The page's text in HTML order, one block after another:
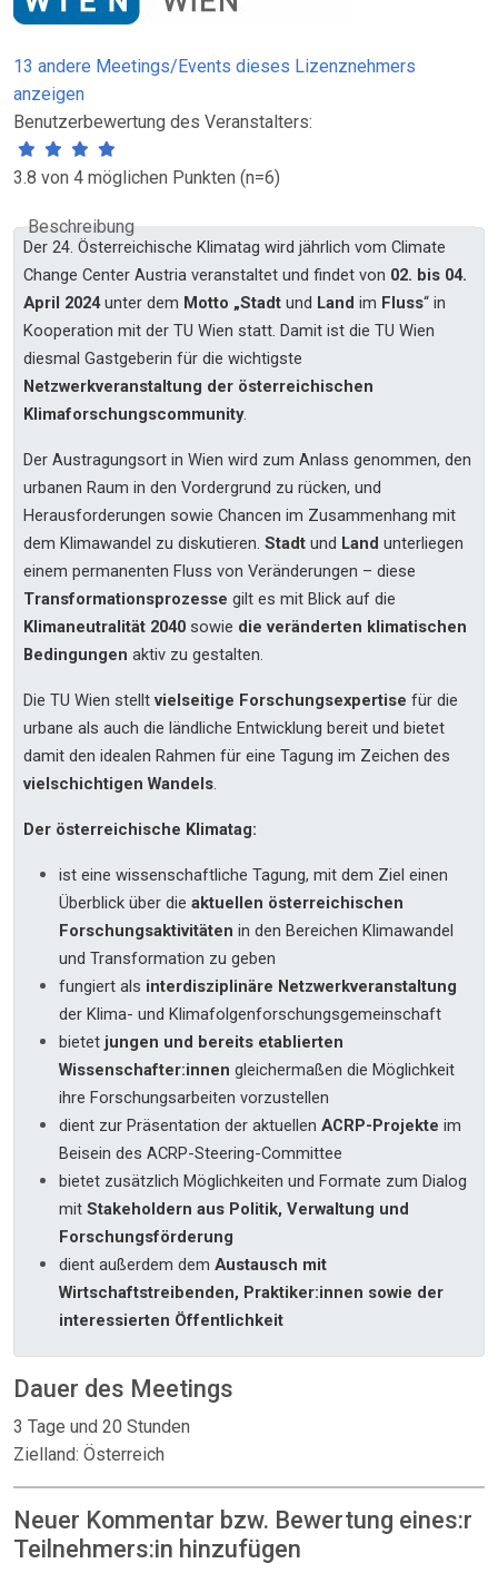
13 andere Meetings/Events dieses Lizenznehmers
anzeigen
Benutzerbewertung des Veranstalters:
3.8 von 4 möglichen Punkten (n=6)
Beschreibung
Der 24. Österreichische Klimatag wird jährlich vom Climate
Change Center Austria veranstaltet und findet von 02. bis 04.
April 2024unter dem Motto „Stadt und Land im Fluss“ in
Kooperation mit der TU Wien statt. Damit ist die TU Wien
diesmal Gastgeberin für die wichtigste
Netzwerkveranstaltung der österreichischen
Klimaforschungscommunity.
Der Austragungsort in Wien wird zum Anlass genommen, den
urbanen Raum in den Vordergrund zu rücken, und
Herausforderungen sowie Chancen im Zusammenhang mit
dem Klimawandel zu diskutieren. Stadt und Land unterliegen
einem permanenten Fluss von Veränderungen – diese
Transformationsprozesse gilt es mit Blick auf die
Klimaneutralität 2040 sowie die veränderten klimatischen
Bedingungen aktiv zu gestalten.
Die TU Wien stellt vielseitige Forschungsexpertise für die
urbane als auch die ländliche Entwicklung bereit und bietet
damit den idealen Rahmen für eine Tagung im Zeichen des
vielschichtigen Wandels.
Der österreichische Klimatag:
ist eine wissenschaftliche Tagung, mit dem Ziel einen
Überblick über die aktuellen österreichischen
Forschungsaktivitäten in den Bereichen Klimawandel
und Transformation zu geben
fungiert als interdisziplinäre Netzwerkveranstaltung
der Klima- und Klimafolgenforschungsgemeinschaft
bietet jungen und bereits etablierten
Wissenschafter:innen gleichermaßen die Möglichkeit
ihre Forschungsarbeiten vorzustellen
dient zur Präsentation der aktuellen ACRP-Projekte im
Beisein des ACRP-Steering-Committee
bietet zusätzlich Möglichkeiten und Formate zum Dialog
mit Stakeholdern aus Politik, Verwaltung und
Forschungsförderung
dient außerdem dem Austausch mit
Wirtschaftstreibenden, Praktiker:innen sowie der
interessierten Öffentlichkeit
Dauer des Meetings
3 Tage und 20 Stunden
Zielland: Österreich
Neuer Kommentar bzw. Bewertung eines:r
Teilnehmers:in hinzufügen